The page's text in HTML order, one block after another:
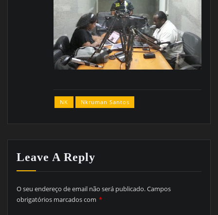
NK Nkruman Santos
Leave A Reply
O seu endereço de email não será publicado.Campos
obrigatórios marcados com *